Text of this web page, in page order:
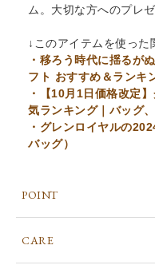
ム。大切な方へのプレ
↓このアイテムを使った
・移ろう時代に揺るが
フト おすすめ＆ラン
・【10月1日価格改定
気ランキング｜バッグ
・グレンロイヤルの
バッグ）
POINT
CARE